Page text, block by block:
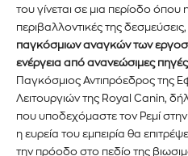
Εγγραφείτε στο
του γίνεται σε μια περίοδο όπου η
περιβαλλοντικές της
παγκόσμιων αναγκών των
ενέργεια από ανανεώσιμες πηγές
Παγκόσμιος Αντιπρόεδρος της
Λειτουργιών της Royal Canin,
που υποδεχόμαστε τον Ρεμί
η ευρεία του εμπειρία θα
την πρόοδο στο πεδίο της